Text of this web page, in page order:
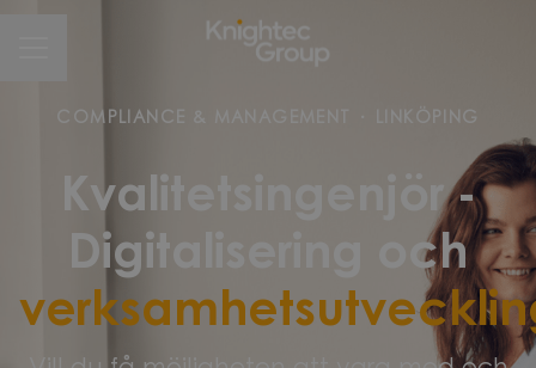
COMPLIANCE & MANAGEMENT LINKÖPING
Kvalitetsingenjör -
Digitalisering och